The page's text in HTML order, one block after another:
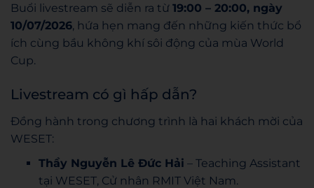
Buổi livestream sẽ diễn ra từ 19:00 – 20:00, ngày
10/07/2026, hứa hẹn mang đến những kiến thức bổ
ích cùng bầu không khí sôi động của mùa World
Cup.
Livestream có gì hấp dẫn?
Đồng hành trong chương trình là hai khách mời của
WESET:
Thầy Nguyễn Lê Đức Hải – Teaching Assistant
tại WESET, Cử nhân RMIT Việt Nam.